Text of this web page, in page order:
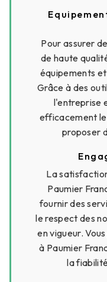
Pour assurer
de haute
équipements
Grâce à des
l'entreprise
efficacement
proposer
La
Paumier
fournir des
le respect des
en vigueur.
à Paumier
la